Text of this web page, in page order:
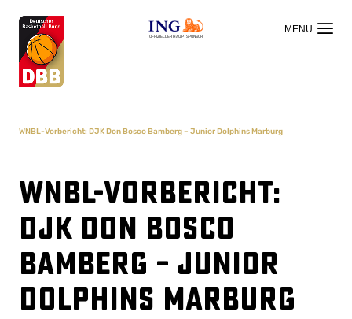
OFFIZIELLER HAUPTSPONSOR
WNBL-Vorbericht: DJK Don Bosco Bamberg – Junior Dolphins Marburg
WNBL-Vorbericht:
DJK Don Bosco
Bamberg – Junior
Dolphins Marburg